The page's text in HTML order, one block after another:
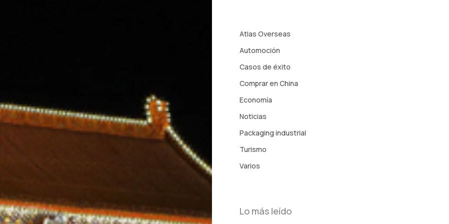
Atlas Overseas
Automoción
Casos de éxito
Comprar en China
Economía
Noticias
Packaging industrial
Turismo
Varios
Lo más leído